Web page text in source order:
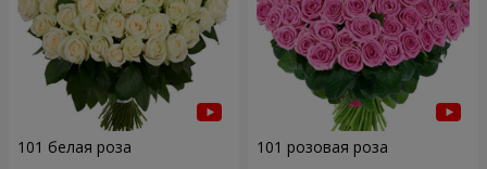
101 белая роза 101 розовая роза